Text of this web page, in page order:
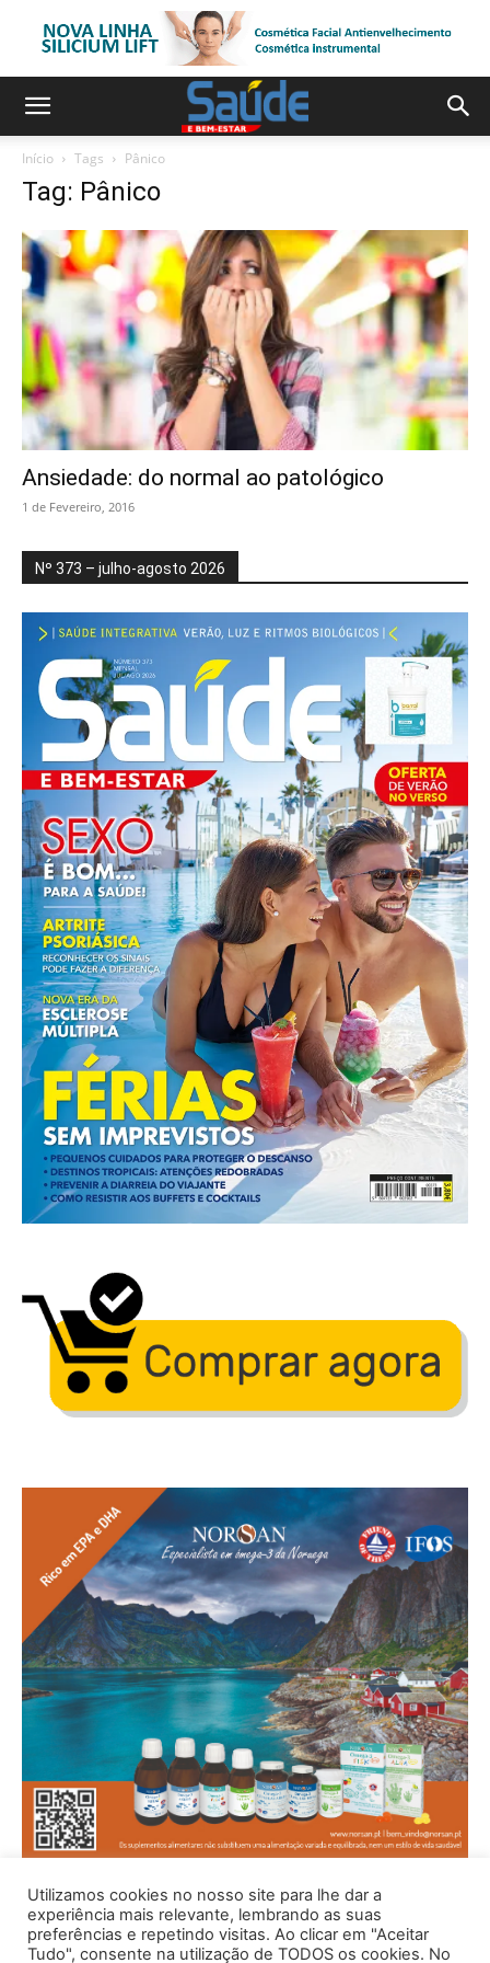
Início Tags Pânico
Tag: Pânico
Ansiedade: do normal ao patológico
1 de Fevereiro, 2016
Nº 373 – julho-agosto 2026
Utilizamos cookies no nosso site para lhe dar a
experiência mais relevante, lembrando as suas
preferências e repetindo visitas. Ao clicar em "Aceitar
Tudo", consente na utilização de TODOS os cookies. No